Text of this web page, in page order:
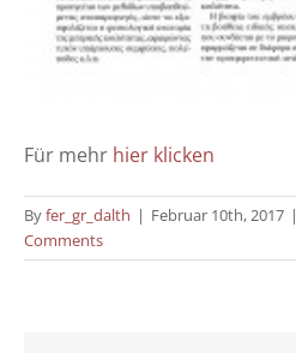
Für mehr hier klicken
Byfer_gr_dalth | Februar 10th, 2017 |
Comments